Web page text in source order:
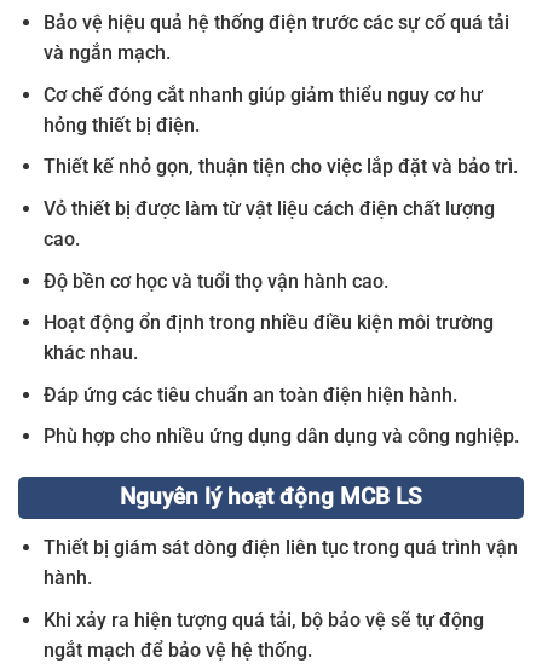
Bảo vệ hiệu quả hệ thống điện trước các sự cố quá tải
và ngắn mạch.
Cơ chế đóng cắt nhanh giúp giảm thiểu nguy cơ hư
hỏng thiết bị điện.
Thiết kế nhỏ gọn, thuận tiện cho việc lắp đặt và bảo trì.
Vỏ thiết bị được làm từ vật liệu cách điện chất lượng
cao.
Độ bền cơ học và tuổi thọ vận hành cao.
Hoạt động ổn định trong nhiều điều kiện môi trường
khác nhau.
Đáp ứng các tiêu chuẩn an toàn điện hiện hành.
Phù hợp cho nhiều ứng dụng dân dụng và công nghiệp.
Nguyên lý hoạt động MCB LS
Thiết bị giám sát dòng điện liên tục trong quá trình vận
hành.
Khi xảy ra hiện tượng quá tải, bộ bảo vệ sẽ tự động
ngắt mạch để bảo vệ hệ thống.